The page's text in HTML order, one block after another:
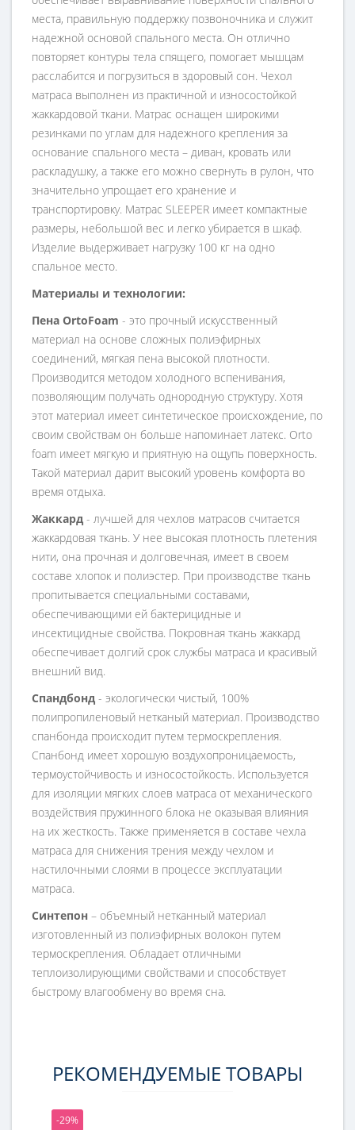
места, правильную поддержку позвоночника и служит
надежной основой спального места. Он отлично
повторяет контуры тела спящего, помогает мышцам
расслабится и погрузиться в здоровый сон. Чехол
матраса выполнен из практичной и износостойкой
жаккардовой ткани. Матрас оснащен широкими
резинками по углам для надежного крепления за
основание спального места – диван, кровать или
раскладушку, а также его можно свернуть в рулон, что
значительно упрощает его хранение и
транспортировку. Матрас SLEEPER имеет компактные
размеры, небольшой вес и легко убирается в шкаф.
Изделие выдерживает нагрузку 100 кг на одно
спальное место.
Материалы и технологии:
Пена OrtoFoam - это прочный искусственный
материал на основе сложных полиэфирных
соединений, мягкая пена высокой плотности.
Производится методом холодного вспенивания,
позволяющим получать однородную структуру. Хотя
этот материал имеет синтетическое происхождение, по
своим свойствам он больше напоминает латекс. Orto
foam имеет мягкую и приятную на ощупь поверхность.
Такой материал дарит высокий уровень комфорта во
время отдыха.
Жаккард - лучшей для чехлов матрасов считается
жаккардовая ткань. У нее высокая плотность плетения
нити, она прочная и долговечная, имеет в своем
составе хлопок и полиэстер. При производстве ткань
пропитывается специальными составами,
обеспечивающими ей бактерицидные и
инсектицидные свойства. Покровная ткань жаккард
обеспечивает долгий срок службы матраса и красивый
внешний вид.
Спандбонд - экологически чистый, 100%
полипропиленовый нетканый материал. Производство
спанбонда происходит путем термоскрепления.
Спанбонд имеет хорошую воздухопроницаемость,
термоустойчивость и износостойкость. Используется
для изоляции мягких слоев матраса от механического
воздействия пружинного блока не оказывая влияния
на их жесткость. Также применяется в составе чехла
матраса для снижения трения между чехлом и
настилочными слоями в процессе эксплуатации
матраса.
Синтепон – объемный нетканный материал
изготовленный из полиэфирных волокон путем
термоскрепления. Обладает отличными
теплоизолирующими свойствами и способствует
быстрому влагообмену во время сна.
РЕКОМЕНДУЕМЫЕ ТОВАРЫ
-29%